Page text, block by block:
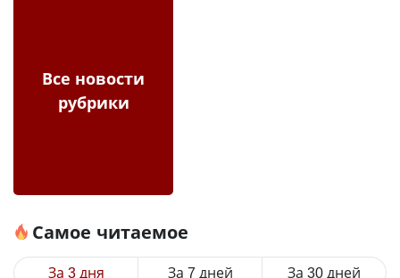
Все новости
рубрики
Самое читаемое
За 3 дня За 7 дней За 30 дней